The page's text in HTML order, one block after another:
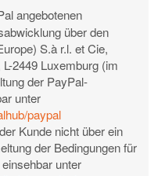
angebotenen
über den
S.à r.l. et Cie,
2449 Luxemburg (im
der PayPal-
unter
/paypal
Kunde nicht über ein
der Bedingungen für
unter